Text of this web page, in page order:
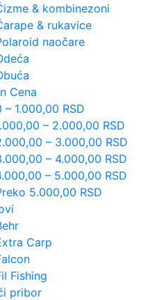
& kombinezoni
& rukavice
naočare
Cena
– 1.000,00 RSD
– 2.000,00 RSD
– 3.000,00 RSD
– 4.000,00 RSD
– 5.000,00 RSD
5.000,00 RSD
Carp
Fishing
pribor